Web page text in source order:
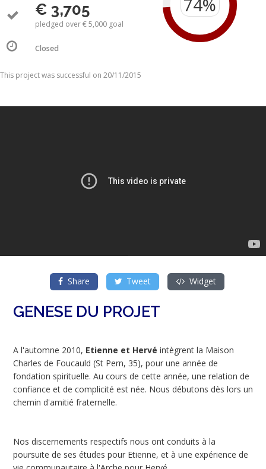
€ 3,705
pledged over € 5,000 goal
Closed
This project was successful on 20/11/2015
Share Tweet Widget
GENESE DU PROJET
A l'automne 2010, Etienne et Hervé intègrent la Maison
Charles de Foucauld (St Pern, 35), pour une année de
fondation spirituelle. Au cours de cette année, une relation de
confiance et de complicité est née. Nous débutons dès lors un
chemin d'amitié fraternelle.
Nos discernements respectifs nous ont conduits à la
poursuite de ses études pour Etienne, et à une expérience de